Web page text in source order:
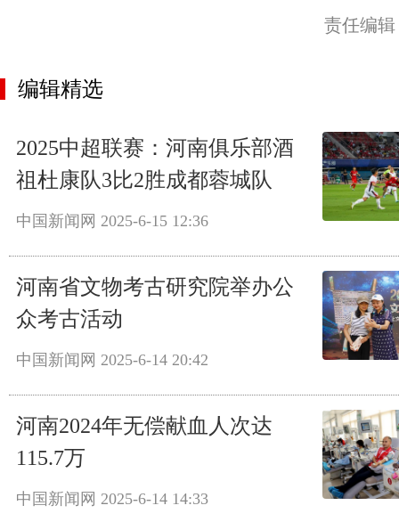
责任编
编辑精选
2025中超联赛：河南俱乐部酒
祖杜康队3比2胜成都蓉城队
中国新闻网 2025-6-15 12:36
河南省文物考古研究院举办公
众考古活动
中国新闻网 2025-6-14 20:42
河南2024年无偿献血人次达
115.7万
中国新闻网 2025-6-14 14:33